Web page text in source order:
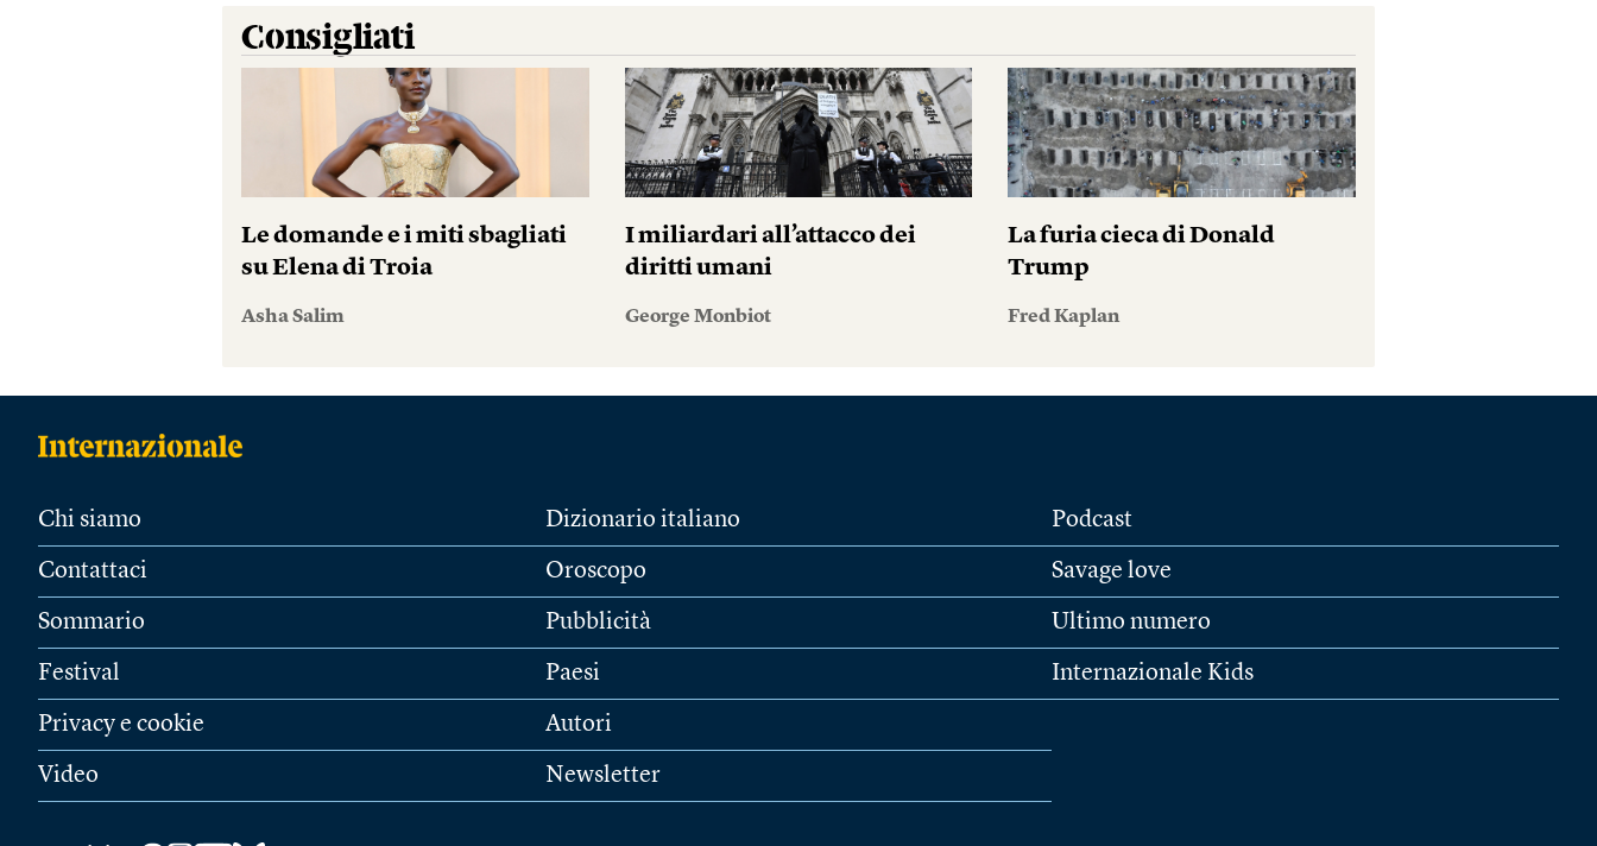
Consigliati
Le domande e i miti sbagliati
su Elena di Troia
Asha Salim
I miliardari all’attacco dei
diritti umani
George Monbiot
La furia cieca di Donald
Trump
Fred Kaplan
Chi siamo
Contattaci
Sommario
Festival
Privacy e cookie
Video
Dizionario italiano
Oroscopo
Pubblicità
Paesi
Autori
Newsletter
Podcast
Savage love
Ultimo numero
Internazionale Kids